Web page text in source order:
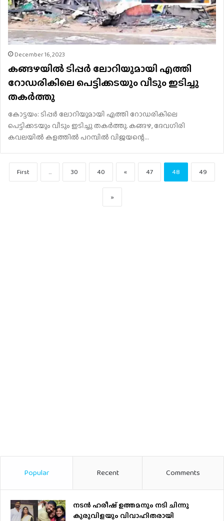
December 16, 2023
കങ്ങഴയിൽ ടിപ്പർ ലോറിയുമായി എത്തി
റോഡരികിലെ പെട്ടിക്കടയും വീടും ഇടിച്ചു
തകർത്തു
കോട്ടയം: ടിപ്പർ ലോറിയുമായി എത്തി റോഡരികിലെ
പെട്ടിക്കടയും വീടും ഇടിച്ചു തകർത്തു. കങ്ങഴ, ദേവഗിരി
കവലയിൽ കളത്തിൽ പറമ്പിൽ വിജയന്റെ…
First ... 30 40 « 47 48 49
»
Popular Recent Comments
നടന്‍ ഹരീഷ് ഉത്തമനും നടി ചിന്നു
കുരുവിളയും വിവാഹിതരായി